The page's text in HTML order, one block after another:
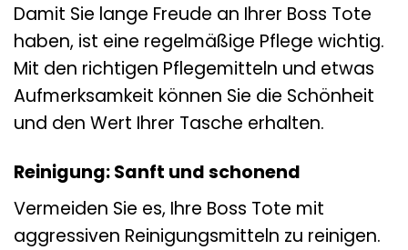
Damit Sie lange Freude an Ihrer Boss Tote
haben, ist eine regelmäßige Pflege wichtig.
Mit den richtigen Pflegemitteln und etwas
Aufmerksamkeit können Sie die Schönheit
und den Wert Ihrer Tasche erhalten.
Reinigung: Sanft und schonend
Vermeiden Sie es, Ihre Boss Tote mit
aggressiven Reinigungsmitteln zu reinigen.